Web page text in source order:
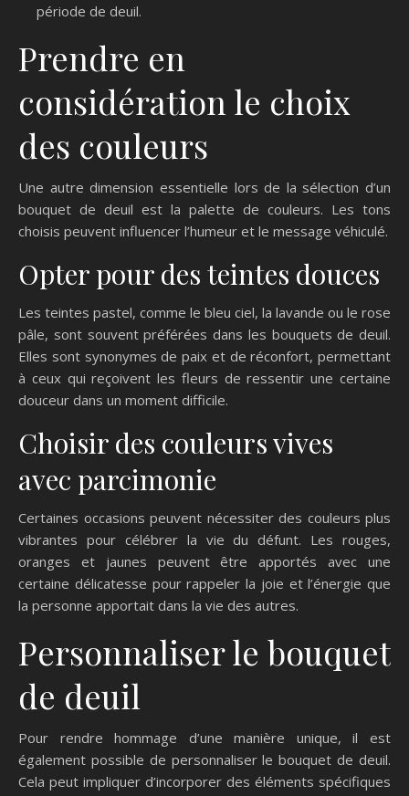
période de deuil.
Prendre en
considération le choix
des couleurs
Une autre dimension essentielle lors de la sélection d’un
bouquet de deuil est la palette de couleurs. Les tons
choisis peuvent influencer l’humeur et le message véhiculé.
Opter pour des teintes douces
Les teintes pastel, comme le bleu ciel, la lavande ou le rose
pâle, sont souvent préférées dans les bouquets de deuil.
Elles sont synonymes de paix et de réconfort, permettant
à ceux qui reçoivent les fleurs de ressentir une certaine
douceur dans un moment difficile.
Choisir des couleurs vives
avec parcimonie
Certaines occasions peuvent nécessiter des couleurs plus
vibrantes pour célébrer la vie du défunt. Les rouges,
oranges et jaunes peuvent être apportés avec une
certaine délicatesse pour rappeler la joie et l’énergie que
la personne apportait dans la vie des autres.
Personnaliser le bouquet
de deuil
Pour rendre hommage d’une manière unique, il est
également possible de personnaliser le bouquet de deuil.
Cela peut impliquer d’incorporer des éléments spécifiques